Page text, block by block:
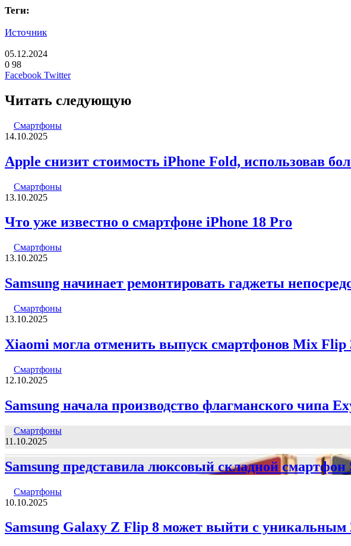
Теги:
Источник
05.12.2024
0 98
Facebook TwitterLinkedIn
Pinterest
Вконтакте
Одноклассники
Skype
WhatsApp
Telegram
Viber
Читать следующую
Смартфоны
14.10.2025
Apple снизит стоимость iPhone Fold, использовав
Смартфоны
13.10.2025
Что уже известно о смартфоне iPhone 18 Pro
Смартфоны
13.10.2025
Samsung начинает ремонтировать гаджеты
Смартфоны
13.10.2025
Xiaomi могла отменить выпуск смартфонов Mix Flip
Смартфоны
12.10.2025
Samsung начала производство флагманского чипа
Смартфоны
11.10.2025
Samsung представила люксовый складной смартфон
Смартфоны
10.10.2025
Samsung Galaxy Z Flip 8 может выйти с